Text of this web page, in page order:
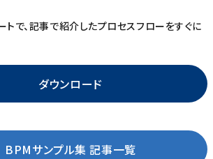
トで、記事で紹介したプロセスフローをすぐに
ダウンロード
BPMサンプル集 記事一覧